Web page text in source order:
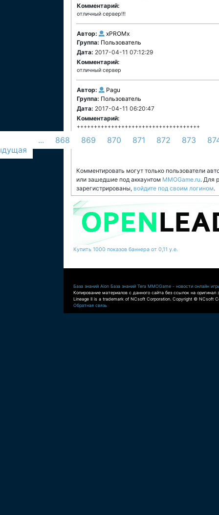
Комментарий:
отличный сервер!!!
Автор:
xPROMx
Группа: Пользователь
Дата: 2017-04-11 07:12:29
Комментарий:
отличный сервер
Автор:
Pagu
Группа: Пользователь
Дата: 2017-04-11 06:20:47
Комментарий:
++++++++++++++++++++++++++++++++++++
... 868 869 870 871 872 873
Комментировать могут только пользователи
или зашедшие под аккаунтом MMOGame.ru. Для
зарегистрированы, войдите под своим логином.
Купить 1000 показов баннера от 0,11 у.е.
База знаний Aion База знаний Tera MMOGame - новости онлайн
Копирование материалов с данного сайта без ссылок на оригинал
Lineage II is a trademark of NCsoft Corporation. Copyright © NCsoft
Обратная связь